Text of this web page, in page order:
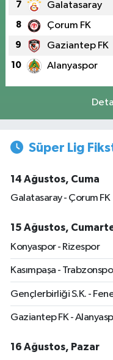
7 Galatasaray
8 Çorum FK
9 Gaziantep FK
10 Alanyaspor
Süper Lig
14 Ağustos, Cuma
Galatasaray - Çorum FK
15 Ağustos,
Konyaspor - Rizespor
Kasımpaşa -
Gençlerbirliği S.K. -
Gaziantep FK -
16 Ağustos, Pazar